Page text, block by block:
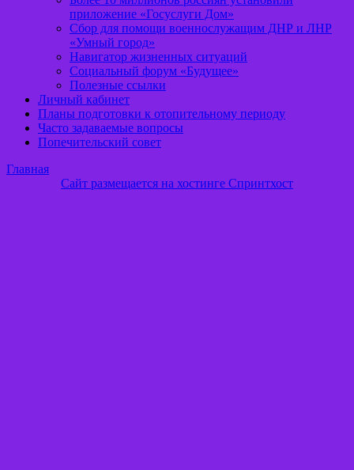
приложение «Госуслуги Дом»
Сбор для помощи военнослужащим ДНР и ЛНР
«Умный город»
Навигатор жизненных ситуаций
Социальный форум «Будущее»
Полезные ссылки
Личный кабинет
Планы подготовки к отопительному периоду
Часто задаваемые вопросы
Попечительский совет
Главная
Сайт размещается на хостинге Спринтхост